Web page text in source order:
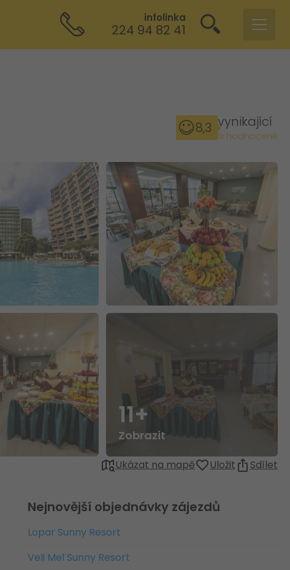
infolinka
224 94 82 41
8,3 vynikající
1x hodnocené
11+
Zobrazit
Ukázat na mapě Uložit Sdílet
Nejnovější objednávky zájezdů
Lopar Sunny Resort
Veli Mel Sunny Resort